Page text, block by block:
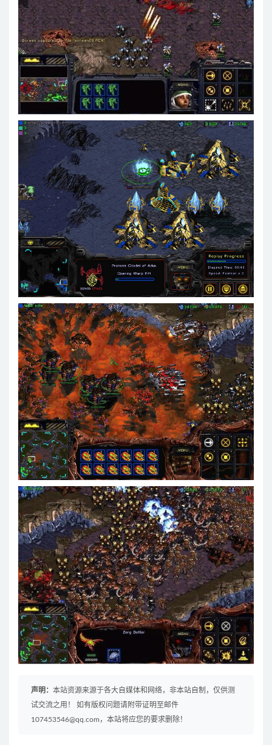
声明： 本站资源来源于各大自媒体和网络，非本站自制，仅供测
试交流之用！ 如有版权问题请附带证明至邮件
107453546@qq.com，本站将应您的要求删除！